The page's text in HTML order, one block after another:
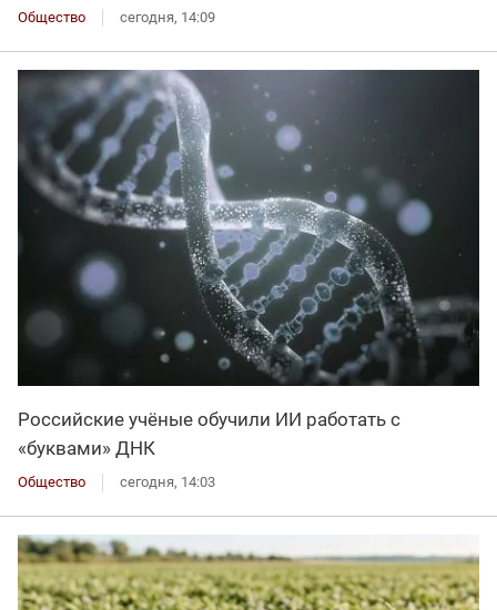
Общество сегодня, 14:09
Российские учёные обучили ИИ работать с
«буквами» ДНК
Общество сегодня, 14:03